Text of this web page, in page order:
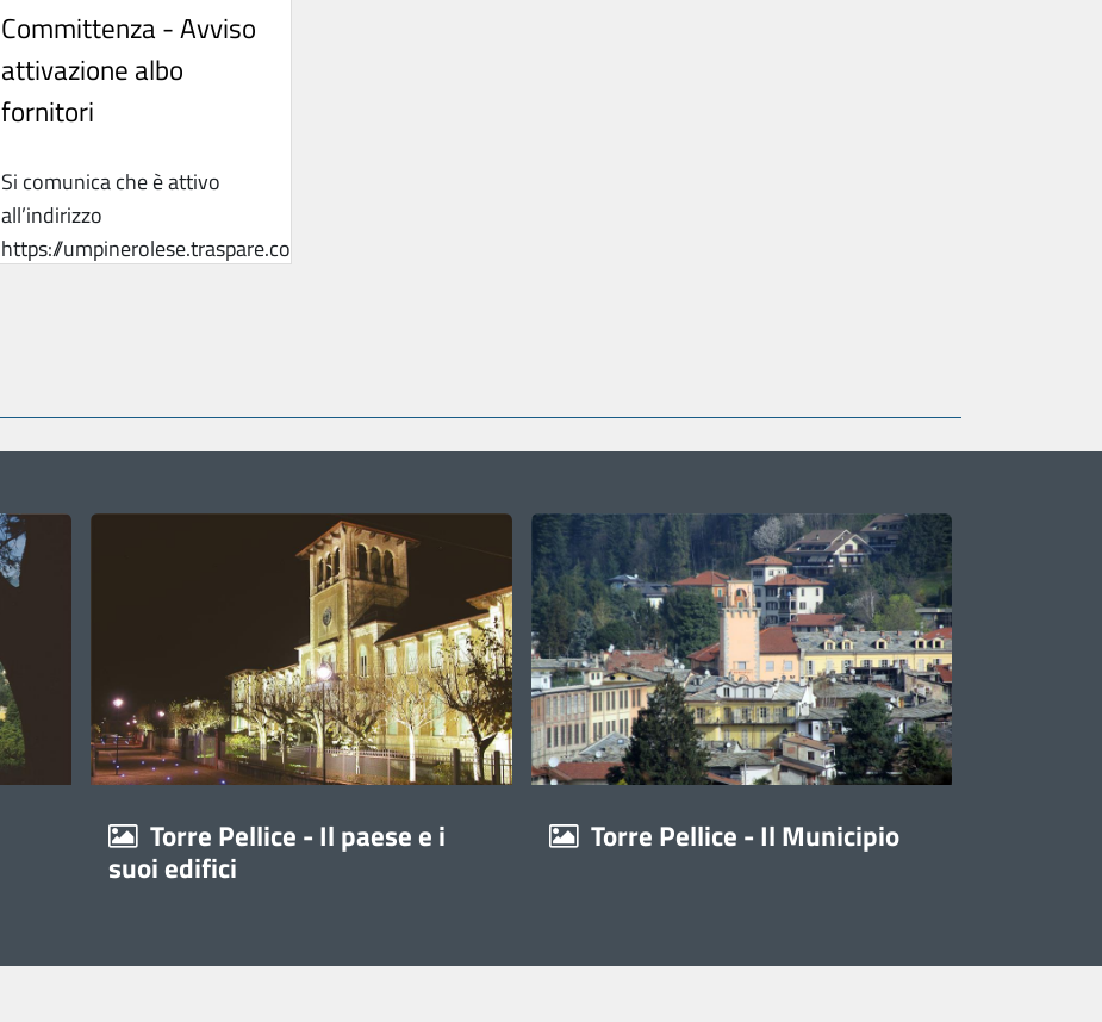
Committenza - Avviso
attivazione albo
fornitori
Si comunica che è attivo
all’indirizzo
https://umpinerolese.traspare.com,
Torre Pellice - Il paese e i
suoi edifici
Torre Pellice - Il Municipio